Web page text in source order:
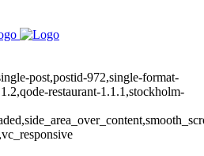
post,postid-972,single-format-
restaurant-1.1.1,stockholm-